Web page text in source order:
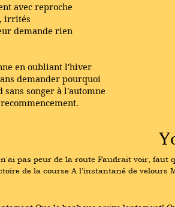
avec reproche
irrités
demande rien
en oubliant l'hiver
demander pourquoi
songer à l'automne
pas peur de la route Faudrait voir, faut
de la course A l'instantané de velours